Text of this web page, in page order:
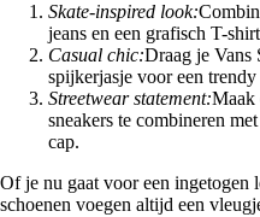
Skate-inspired look:
jeans en een grafisch T-
Casual chic:Draag je Vans
spijkerjasje voor een
Streetwear statement:Maak
sneakers te combineren
cap.
Of je nu gaat voor een ingetogen
schoenen voegen altijd een